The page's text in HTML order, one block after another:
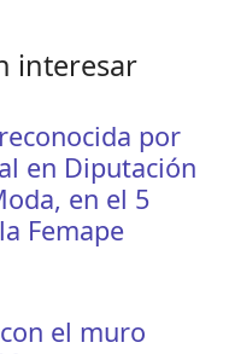
interesar
por
en Diputación
en el 5
Femape
el muro